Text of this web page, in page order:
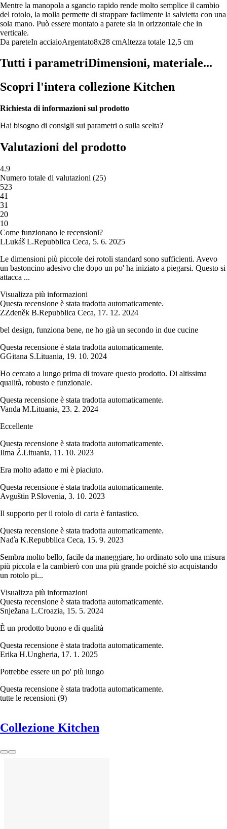
Mentre la manopola a sgancio rapido rende molto semplice il cambio
del rotolo, la molla permette di strappare facilmente la salvietta con una
sola mano. Può essere montato a parete sia in orizzontale che in
verticale.
Da pareteIn acciaioArgentato8x28 cmAltezza totale 12,5 cm
Tutti i parametriDimensioni, materiale...
Scopri l'intera collezione Kitchen
Richiesta di informazioni sul prodotto
Hai bisogno di consigli sui parametri o sulla scelta?
Valutazioni del prodotto
4.9
Numero totale di valutazioni (25)
523
41
31
20
10
Come funzionano le recensioni?
LLukáš L.Repubblica Ceca, 5. 6. 2025
Le dimensioni più piccole dei rotoli standard sono sufficienti. Avevo
un bastoncino adesivo che dopo un po' ha iniziato a piegarsi. Questo si
attacca ...
Visualizza più informazioni
Questa recensione è stata tradotta automaticamente.
ZZdeněk B.Repubblica Ceca, 17. 12. 2024
bel design, funziona bene, ne ho già un secondo in due cucine
Questa recensione è stata tradotta automaticamente.
GGitana S.Lituania, 19. 10. 2024
Ho cercato a lungo prima di trovare questo prodotto. Di altissima
qualità, robusto e funzionale.
Questa recensione è stata tradotta automaticamente.
Vanda M.Lituania, 23. 2. 2024
Eccellente
Questa recensione è stata tradotta automaticamente.
Ilma Ž.Lituania, 11. 10. 2023
Era molto adatto e mi è piaciuto.
Questa recensione è stata tradotta automaticamente.
Avguštin P.Slovenia, 3. 10. 2023
Il supporto per il rotolo di carta è fantastico.
Questa recensione è stata tradotta automaticamente.
Naďa K.Repubblica Ceca, 15. 9. 2023
Sembra molto bello, facile da maneggiare, ho ordinato solo una misura
più piccola e la cambierò con una più grande poiché sto acquistando
un rotolo pi...
Visualizza più informazioni
Questa recensione è stata tradotta automaticamente.
Snježana L.Croazia, 15. 5. 2024
È un prodotto buono e di qualità
Questa recensione è stata tradotta automaticamente.
Erika H.Ungheria, 17. 1. 2025
Potrebbe essere un po' più lungo
Questa recensione è stata tradotta automaticamente.
tutte le recensioni (9)
Collezione Kitchen